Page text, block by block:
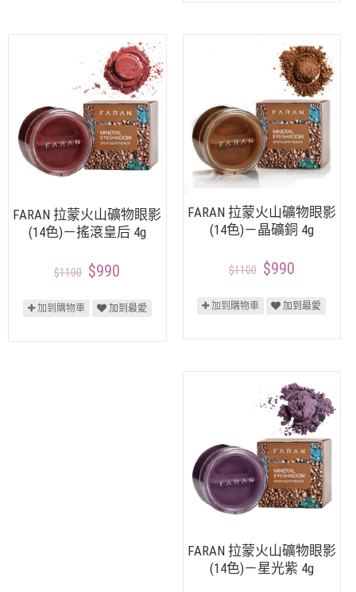
FARAN 拉蒙火山礦物眼影
(14色)－搖滾皇后 4g
$1100 $990
加到購物車 加到最愛
FARAN 拉蒙火山礦物眼影
(14色)－晶礦銅 4g
$1100 $990
加到購物車 加到最愛
FARAN 拉蒙火山礦物眼影
(14色)－星光紫 4g